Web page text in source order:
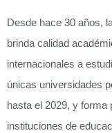
Desde hace 30 años,
brinda calidad
internacionales a
únicas universidades
hasta el 2029, y forma
instituciones de